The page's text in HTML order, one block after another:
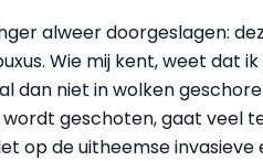
alweer doorgeslagen:
Wie mij kent, weet dat
dan niet in wolken
wordt geschoten, gaat veel
op de uitheemse